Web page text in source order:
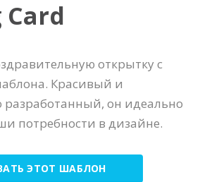
открытку с
Красивый и
разработанный, он идеально
потребности в дизайне.
ЭТОТ ШАБЛОН